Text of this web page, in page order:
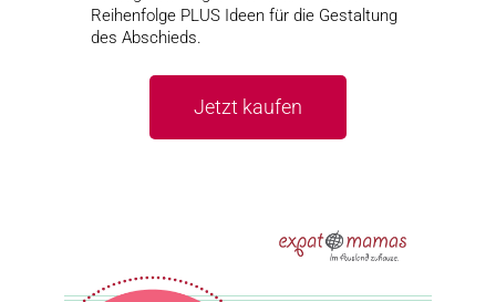
Reihenfolge PLUS Ideen für die Gestaltung
des Abschieds.
Jetzt kaufen